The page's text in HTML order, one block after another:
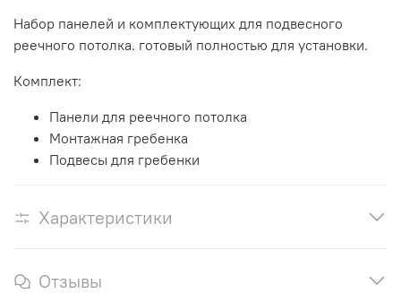
Набор панелей и комплектующих для подвесного
реечного потолка. готовый полностью для установки.
Комплект:
Панели для реечного потолка
Монтажная гребенка
Подвесы для гребенки
Характеристики
Отзывы